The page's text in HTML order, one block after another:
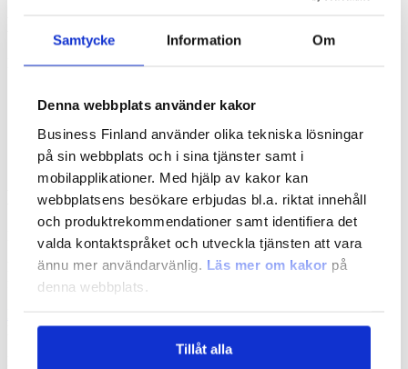
Samtycke Information Om
Denna webbplats använder kakor
Business Finland använder olika tekniska lösningar
på sin webbplats och i sina tjänster samt i
mobilapplikationer. Med hjälp av kakor kan
webbplatsens besökare erbjudas bl.a. riktat innehåll
och produktrekommendationer samt identifiera det
valda kontaktspråket och utveckla tjänsten att vara
ännu mer användarvänlig. Läs mer om kakor på
denna webbplats.
Tillåt alla
Eurekas internationella webbplats
ITEA 4
KLYFTIG
XECS (XECS)
EUROGIA 2030
Eurostars-projekt
För små och medelstora företag
Eurostars är en form av samarbete mellan små och medelstora
företag, där små och medelstora företag är i majoritet i alla projekt.
Eureka kontor i Finland